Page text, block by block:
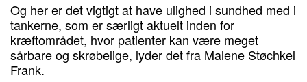
Og her er det vigtigt at have ulighed i sundhed med i
tankerne, som er særligt aktuelt inden for
kræftområdet, hvor patienter kan være meget
sårbare og skrøbelige, lyder det fra Malene Støchkel
Frank.